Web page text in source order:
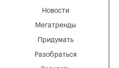
Мегатренды
Придумать
Разобраться
Новости